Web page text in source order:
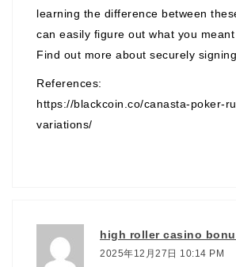
learning the difference between
can easily figure out what you meant
Find out more about securely signing
References:
https://blackcoin.co/canasta-poker-
variations/
high roller casino
2025年12月27日 10:14 PM